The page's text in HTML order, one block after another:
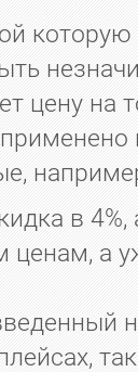
цену на
в 4%,
ценам, а